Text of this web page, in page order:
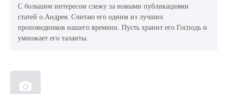
С большим интересом слежу за новыми публикациями
статей о.Андрея. Считаю его одним из лучших
проповедников нашего времени. Пусть хранит его Господь и
умножает его таланты.